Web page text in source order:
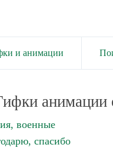
и анимации
анимации
военные
спасибо